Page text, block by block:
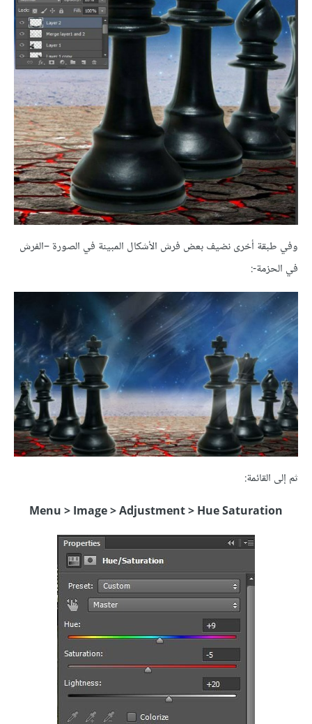
وفي طبقة أخرى نضيف بعض فرش الأشكال المبينة في الصورة –الفرش
في الحزمة-:
ثم إلى القائمة:
Menu > Image > Adjustment > Hue Saturation